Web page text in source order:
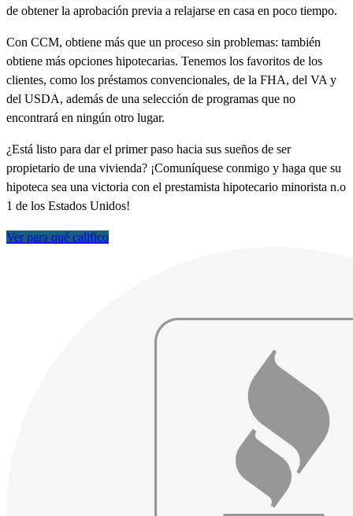
de obtener la aprobación previa a relajarse en casa en poco tiempo.
Con CCM, obtiene más que un proceso sin problemas: también
obtiene más opciones hipotecarias. Tenemos los favoritos de los
clientes, como los préstamos convencionales, de la FHA, del VA y
del USDA, además de una selección de programas que no
encontrará en ningún otro lugar.
¿Está listo para dar el primer paso hacia sus sueños de ser
propietario de una vivienda? ¡Comuníquese conmigo y haga que su
hipoteca sea una victoria con el prestamista hipotecario minorista n.o
1 de los Estados Unidos!
Ver para qué califico